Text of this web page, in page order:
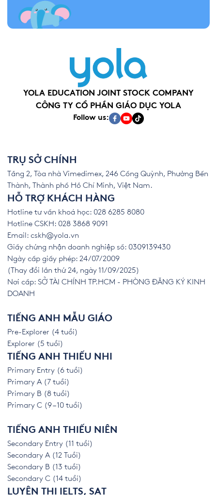
YOLA EDUCATION JOINT STOCK COMPANY
CÔNG TY CỔ PHẦN GIÁO DỤC YOLA
Follow us:
TRỤ SỞ CHÍNH
Tầng 2, Tòa nhà Vimedimex, 246 Cống Quỳnh, Phường Bến
Thành, Thành phố Hồ Chí Minh, Việt Nam.
HỖ TRỢ KHÁCH HÀNG
Hotline tư vấn khoá học: 028 6285 8080
Hotline CSKH: 028 3868 9091
Email: cskh@yola.vn
Giấy chứng nhận doanh nghiệp số: 0309139430
Ngày cấp giấy phép: 24/07/2009
(Thay đổi lần thứ 24, ngày 11/09/2025)
Nơi cấp: SỞ TÀI CHÍNH TP.HCM - PHÒNG ĐĂNG KÝ KINH
DOANH
TIẾNG ANH MẪU GIÁO
Pre-Explorer (4 tuổi)
Explorer (5 tuổi)
TIẾNG ANH THIẾU NHI
Primary Entry (6 tuổi)
Primary A (7 tuổi)
Primary B (8 tuổi)
Primary C (9 – 10 tuổi)
TIẾNG ANH THIẾU NIÊN
Secondary Entry (11 tuổi)
Secondary A (12 Tuổi)
Secondary B (13 tuổi)
Secondary C (14 tuổi)
LUYỆN THI IELTS, SAT